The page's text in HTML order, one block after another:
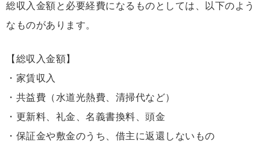
総収入金額と必要経費になるものとしては、以下のよう
なものがあります。
【総収入金額】
・家賃収入
・共益費（水道光熱費、清掃代など）
・更新料、礼金、名義書換料、頭金
・保証金や敷金のうち、借主に返還しないもの